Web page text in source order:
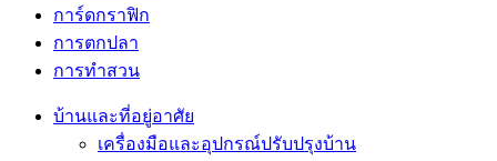
การ์ดกราฟิก
การตกปลา
การทำสวน
บ้านและที่อยู่อาศัย
เครื่องมือและอุปกรณ์ปรับปรุงบ้าน